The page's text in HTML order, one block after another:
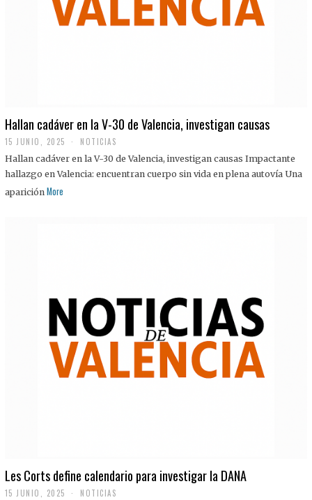
Hallan cadáver en la V-30 de Valencia, investigan causas
15 JUNIO, 2025 NOTICIAS
Hallan cadáver en la V-30 de Valencia, investigan causas Impactante
hallazgo en Valencia: encuentran cuerpo sin vida en plena autovía Una
aparición More
Les Corts define calendario para investigar la DANA
15 JUNIO, 2025 NOTICIAS